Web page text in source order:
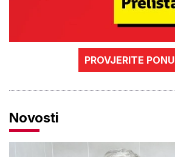
PROVJERITE
Novosti